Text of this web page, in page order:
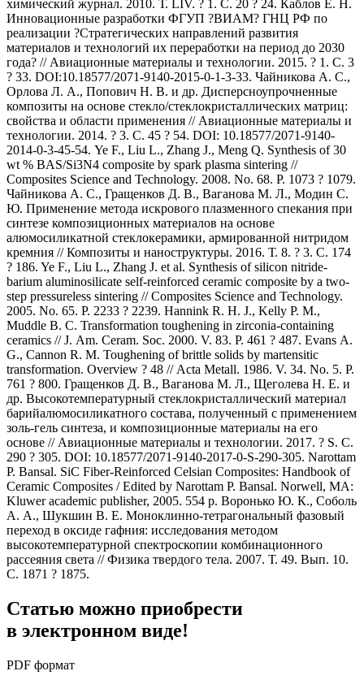
химический журнал. 2010. Т. LIV. ? 1. С. 20 ? 24. Каблов Е. Н.
Инновационные разработки ФГУП ?ВИАМ? ГНЦ РФ по
реализации ?Стратегических направлений развития
материалов и технологий их переработки на период до 2030
года? // Авиационные материалы и технологии. 2015. ? 1. С. 3
? 33. DOI:10.18577/2071-9140-2015-0-1-3-33. Чайникова А. С.,
Орлова Л. А., Попович Н. В. и др. Дисперсноупрочненные
композиты на основе стекло/стеклокристаллических матриц:
свойства и области применения // Авиационные материалы и
технологии. 2014. ? 3. С. 45 ? 54. DOI: 10.18577/2071-9140-
2014-0-3-45-54. Ye F., Liu L., Zhang J., Meng Q. Synthesis of 30
wt % BAS/Si3N4 composite by spark plasma sintering //
Composites Science and Technology. 2008. No. 68. P. 1073 ? 1079.
Чайникова А. С., Гращенков Д. В., Ваганова М. Л., Модин С.
Ю. Применение метода искрового плазменного спекания при
синтезе композиционных материалов на основе
алюмосиликатной стеклокерамики, армированной нитридом
кремния // Композиты и наноструктуры. 2016. Т. 8. ? 3. С. 174
? 186. Ye F., Liu L., Zhang J. et al. Synthesis of silicon nitride-
barium aluminosilicate self-reinforced ceramic composite by a two-
step pressureless sintering // Composites Science and Technology.
2005. No. 65. P. 2233 ? 2239. Hannink R. H. J., Kelly P. M.,
Muddle B. C. Transformation toughening in zirconia-containing
ceramics // J. Am. Ceram. Soc. 2000. V. 83. P. 461 ? 487. Evans A.
G., Cannon R. M. Toughening of brittle solids by martensitic
transformation. Overview ? 48 // Acta Metall. 1986. V. 34. No. 5. P.
761 ? 800. Гращенков Д. В., Ваганова М. Л., Щеголева Н. Е. и
др. Высокотемпературный стеклокристаллический материал
барийалюмосиликатного состава, полученный с применением
золь-гель синтеза, и композиционные материалы на его
основе // Авиационные материалы и технологии. 2017. ? S. С.
290 ? 305. DOI: 10.18577/2071-9140-2017-0-S-290-305. Narottam
P. Bansal. SiC Fiber-Reinforced Celsian Composites: Handbook of
Ceramic Composites / Edited by Narottam P. Bansal. Norwell, MA:
Kluwer academic publisher, 2005. 554 р. Воронько Ю. К., Соболь
А. А., Шукшин В. Е. Моноклинно-тетрагональный фазовый
переход в оксиде гафния: исследования методом
высокотемпературной спектроскопии комбинационного
рассеяния света // Физика твердого тела. 2007. Т. 49. Вып. 10.
С. 1871 ? 1875.
Статью можно приобрести
в электронном виде!
PDF формат